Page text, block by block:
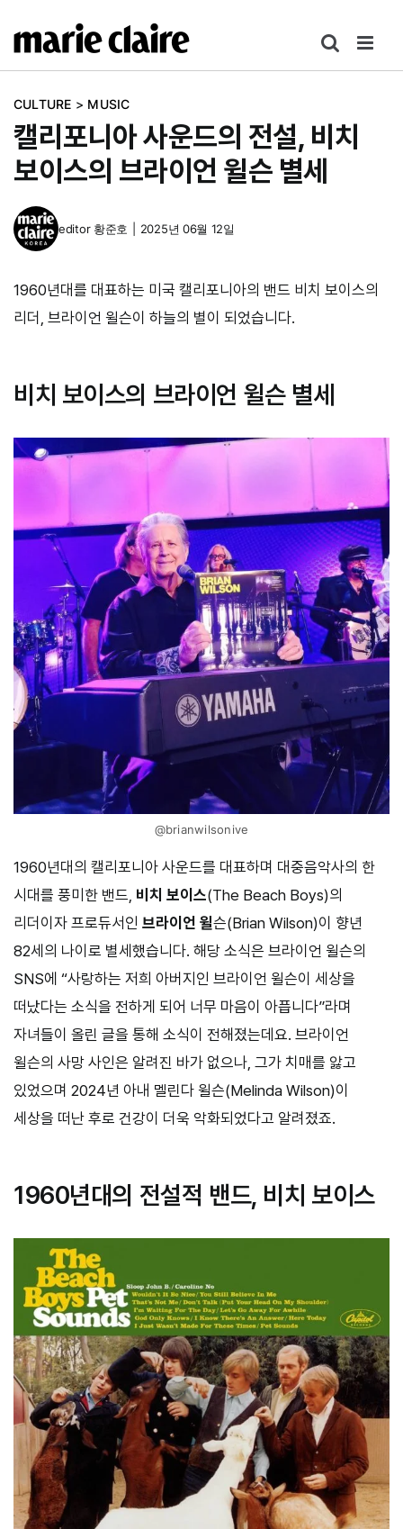
텐
건
너
CULTURE > MUSIC
캘리포니아 사운드의 전설, 비치
보이스의 브라이언 윌슨 별세
editor 황준호 2025년 06월 12일
1960년대를 대표하는 미국 캘리포니아의 밴드 비치 보이스의
리더, 브라이언 윌슨이 하늘의 별이 되었습니다.
비치 보이스의 브라이언 윌슨 별세
@brianwilsonive
1960년대의 캘리포니아 사운드를 대표하며 대중음악사의 한
시대를 풍미한 밴드, 비치 보이스(The Beach Boys)의
리더이자 프로듀서인 브라이언 윌슨(Brian Wilson)이 향년
82세의 나이로 별세했습니다. 해당 소식은 브라이언 윌슨의
SNS에 “사랑하는 저희 아버지인 브라이언 윌슨이 세상을
떠났다는 소식을 전하게 되어 너무 마음이 아픕니다”라며
자녀들이 올린 글을 통해 소식이 전해졌는데요. 브라이언
윌슨의 사망 사인은 알려진 바가 없으나, 그가 치매를 앓고
있었으며 2024년 아내 멜린다 윌슨(Melinda Wilson)이
세상을 떠난 후로 건강이 더욱 악화되었다고 알려졌죠.
1960년대의 전설적 밴드, 비치 보이스